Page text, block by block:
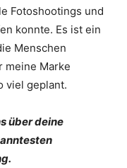
Fotoshootings und
konnte. Es ist ein
Menschen
meine Marke
viel geplant.
über deine